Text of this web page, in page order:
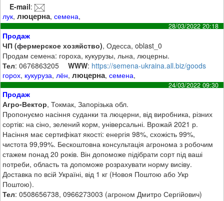
E-mail:
лук,люцерна,семена,
28/03/2022 20:18
Продаж
ЧП (фермерское хозяйство), Одесса, oblast_0
Продам семена: гороха, кукурузы, льна, люцерны.
Тел: 0676863205 WWW: https://semena-ukraina.all.biz/goods
горох, кукуруза, лён,люцерна,семена,
24/03/2022 09:30
Продаж
Агро-Вектор, Токмак, Запорізька обл.
Пропонуємо насіння суданки та люцерни, від виробника, різних
сортів: на сіно, зелений корм, універсальні. Врожай 2021 р.
Насіння має сертифікат якості: енергія 98%, схожість 99%,
чистота 99,99%. Бескоштовна консультація агронома з робочим
стажем понад 20 років. Він допоможе підібрати сорт під ваші
потреби, область та допоможе розрахувати норму висіву.
Доставка по всій Україні, від 1 кг (Новоя Поштою або Укр
Поштою).
Тел: 0508656738, 0966273003 (агроном Дмитро Сергійович)